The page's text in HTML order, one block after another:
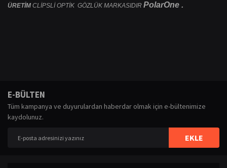
ÜRETİM CLİPSLİ OPTİK GÖZLÜK MARKASIDIR PolarOne .
iletebilirsiniz.
Görüş ve önerileriniz için teşekkür ederiz.
E-BÜLTEN
Tüm kampanya ve duyurulardan haberdar olmak için e-bültenimize
kaydolunuz.
EKLE